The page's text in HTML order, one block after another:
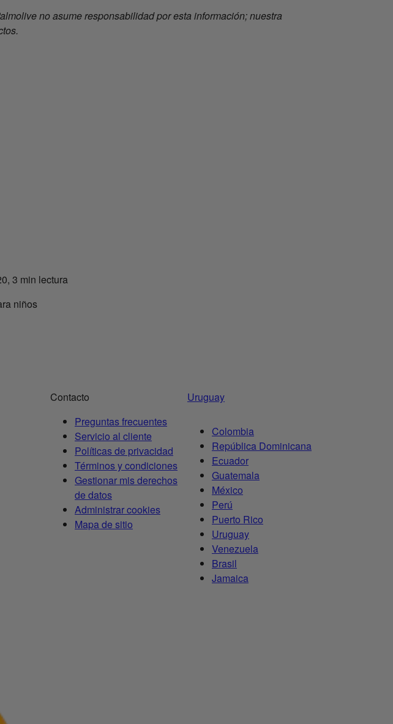
no asume responsabilidad por esta información; nuestra
3 min lectura
niños
Contacto
Preguntas frecuentes
Servicio al cliente
Políticas de privacidad
Términos y condiciones
Gestionar mis derechos
de datos
Administrar cookies
Mapa de sitio
Uruguay
Colombia
República Dominicana
Ecuador
Guatemala
México
Perú
Puerto Rico
Uruguay
Venezuela
Brasil
Jamaica